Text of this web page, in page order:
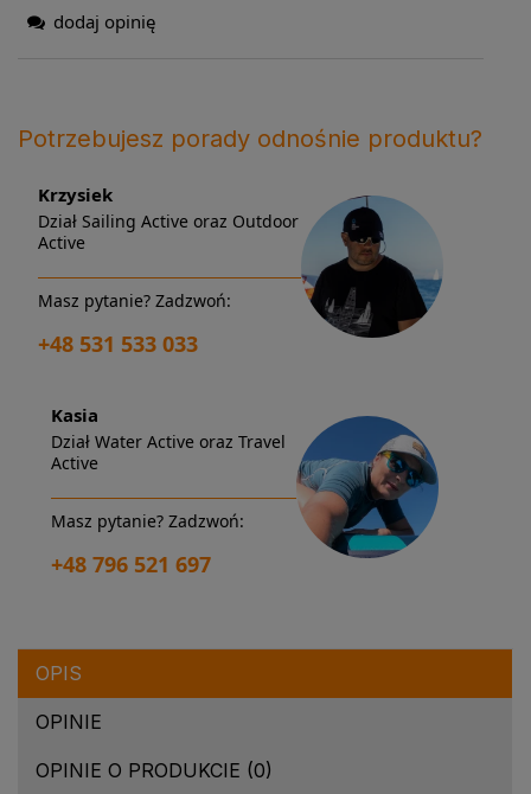
dodaj opinię
Potrzebujesz porady odnośnie produktu?
Krzysiek
Dział Sailing Active oraz Outdoor
Active
Masz pytanie? Zadzwoń:
+48 531 533 033
Kasia
Dział Water Active oraz Travel
Active
Masz pytanie? Zadzwoń:
+48 796 521 697
OPIS
OPINIE
OPINIE O PRODUKCIE (0)